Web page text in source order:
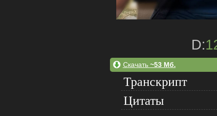
D:
Скачать ~53 Мб.
Транскрипт
Цитаты